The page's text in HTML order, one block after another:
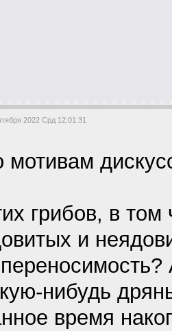
2022 Срд 12:01:31
мотивам
грибов, в том
и
нибудь
время